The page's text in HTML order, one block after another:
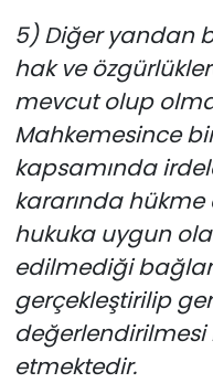
5) Diğer yandan
hak ve
mevcut olup
Mahkemesince
kapsamında
kararında hükme
hukuka uygun
edilmediği
gerçekleştirilip
değerlendirilmesi
etmektedir.